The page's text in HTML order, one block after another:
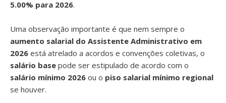
5.00% para 2026.
Uma observação importante é que nem sempre o
aumento salarial do Assistente Administrativo em
2026 está atrelado a acordos e convenções coletivas, o
salário base pode ser estipulado de acordo com o
salário mínimo 2026 ou o piso salarial mínimo regional
se houver.